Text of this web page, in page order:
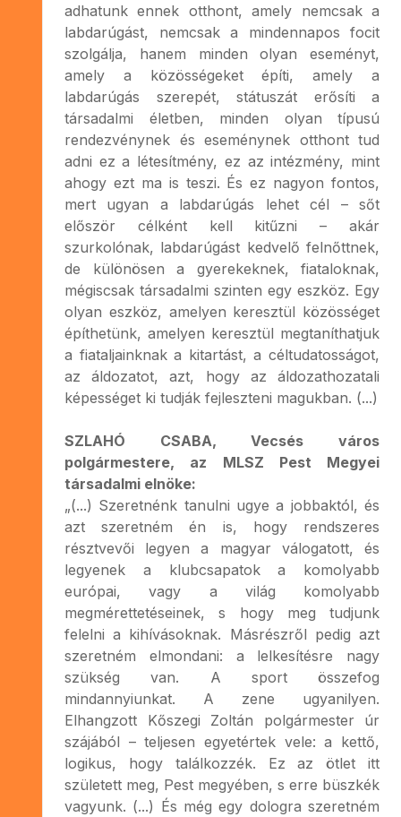
adhatunk ennek otthont, amely nemcsak a
labdarúgást, nemcsak a mindennapos focit
szolgálja, hanem minden olyan eseményt,
amely a közösségeket építi, amely a
labdarúgás szerepét, státuszát erősíti a
társadalmi életben, minden olyan típusú
rendezvénynek és eseménynek otthont tud
adni ez a létesítmény, ez az intézmény, mint
ahogy ezt ma is teszi. És ez nagyon fontos,
mert ugyan a labdarúgás lehet cél – sőt
először célként kell kitűzni – akár
szurkolónak, labdarúgást kedvelő felnőttnek,
de különösen a gyerekeknek, fiataloknak,
mégiscsak társadalmi szinten egy eszköz. Egy
olyan eszköz, amelyen keresztül közösséget
építhetünk, amelyen keresztül megtaníthatjuk
a fiataljainknak a kitartást, a céltudatosságot,
az áldozatot, azt, hogy az áldozathozatali
képességet ki tudják fejleszteni magukban. (...)
SZLAHÓ CSABA, Vecsés város
polgármestere, az MLSZ Pest Megyei
társadalmi elnöke:
„(...) Szeretnénk tanulni ugye a jobbaktól, és
azt szeretném én is, hogy rendszeres
résztvevői legyen a magyar válogatott, és
legyenek a klubcsapatok a komolyabb
európai, vagy a világ komolyabb
megmérettetéseinek, s hogy meg tudjunk
felelni a kihívásoknak. Másrészről pedig azt
szeretném elmondani: a lelkesítésre nagy
szükség van. A sport összefog
mindannyiunkat. A zene ugyanilyen.
Elhangzott Kőszegi Zoltán polgármester úr
szájából – teljesen egyetértek vele: a kettő,
logikus, hogy találkozzék. Ez az ötlet itt
született meg, Pest megyében, s erre büszkék
vagyunk. (...) És még egy dologra szeretném